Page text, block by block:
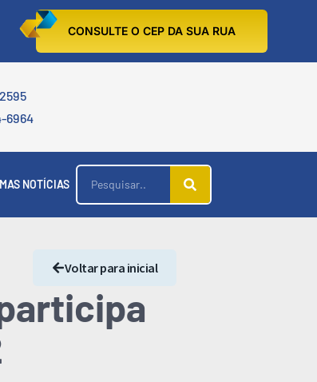
CONSULTE O CEP DA SUA RUA
6964
NOTÍCIAS
Voltar para inicial